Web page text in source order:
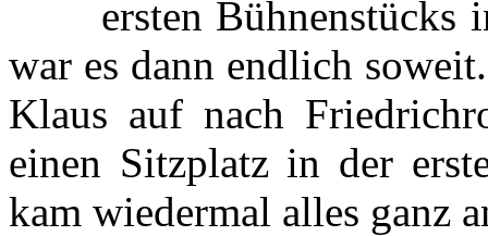
ersten
war es dann endlich
Klaus auf nach
einen Sitzplatz in der
kam wiedermal alles ganz